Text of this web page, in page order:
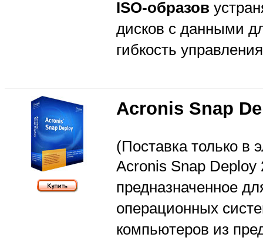
ISO-образов
дисков с данными
гибкость
Acronis Snap
(Поставка только в
Acronis Snap
предназначенное
операционных
компьютеров из